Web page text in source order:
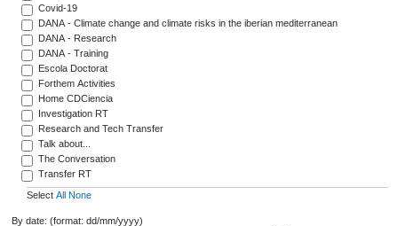
Covid-19
DANA - Climate change and climate risks in the iberian mediterranean
DANA - Research
DANA - Training
Escola Doctorat
Forthem Activities
Home CDCiencia
Investigation RT
Research and Tech Transfer
Talk about...
The Conversation
Transfer RT
Select All None
By date: (format: dd/mm/yyyy)